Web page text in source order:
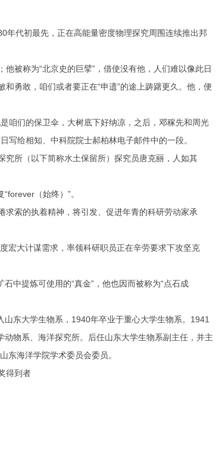
代初最先，正在高能量密度物理探究周围连续推出邦
被称为“北京史的巨擘”，借使没有他，人们难以像此日
勇敢，咱们或者要正在“申遗”的途上踌躇更久。他，便
们的保卫伞，大树底下好纳凉，之后，邓稼先和周光
写给相知、中科院院士郝柏林电子邮件中的一段。
所（以下简称水土保留所）探究员唐克丽，人如其
（始终）”。
索的执着精神，将引发、促进年青的科研劳动家承
大计谋需求，率领科研职员正在辛劳要求下攻坚克
中提炼可使用的“真金”，他也因而被称为“点石成
东大学生物系，1940年卒业于重心大学生物系。1941
物系、海洋探究所。后任山东大学生物系副主任，并主
东海洋学院学术委员会委员。
得到者